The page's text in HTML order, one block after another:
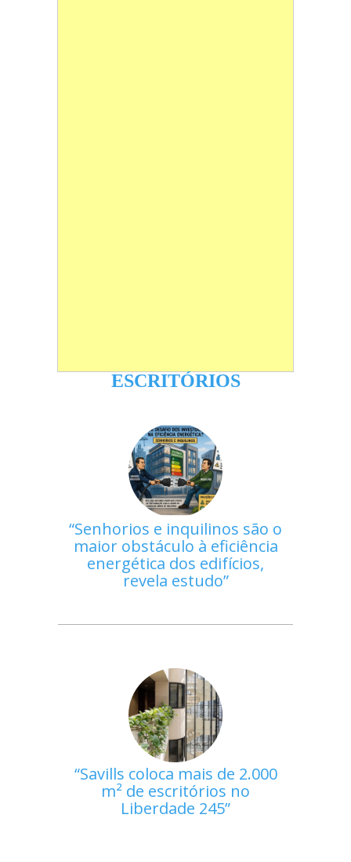
ESCRITÓRIOS
Senhorios e inquilinos são o
maior obstáculo à eficiência
energética dos edifícios,
revela estudo
Savills coloca mais de 2.000
m² de escritórios no
Liberdade 245